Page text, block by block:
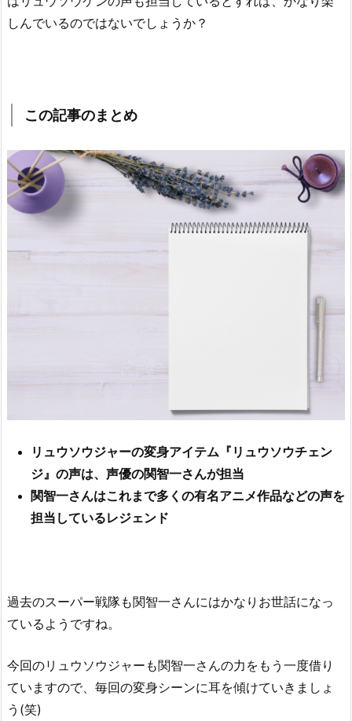
しんでいるのではないでしょうか？
この記事のまとめ
リュウソウジャーの変身アイテム『リュウソウチェン
ジ』の声は、声優の関智一さんが担当
関智一さんはこれまで多くの有名アニメ作品などの声を
担当しているレジェンド
過去のスーパー戦隊も関智一さんにはかなりお世話になっ
ているようですね。
今回のリュウソウジャーも関智一さんの力をもう一度借り
ていますので、毎回の変身シーンに耳を傾けていきましょ
う(笑)